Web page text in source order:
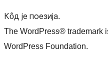
Кôд је поезија.
The WordPress® trademark
WordPress Foundation.